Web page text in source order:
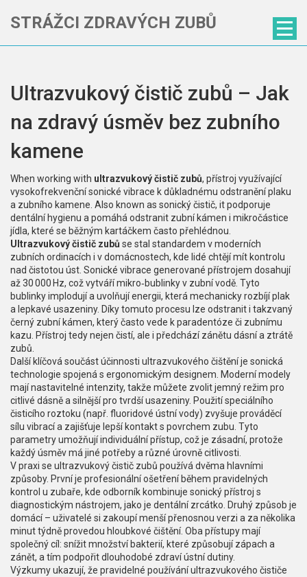
STRÁŽCI ZDRAVÝCH ZUBŮ
Ultrazvukový čistič zubů – Jak
na zdravý úsměv bez zubního
kamene
When working with ultrazvukový čistič zubů, přístroj využívající
vysokofrekvenční sonické vibrace k důkladnému odstranění plaku
a zubního kamene . Also known as sonický čistič, itpodporuje
dentální hygienu a pomáhá odstranit zubní kámen i mikročástice
jídla, které se běžným kartáčkem často přehlédnou.
Ultrazvukový čistič zubů se stal standardem v moderních
zubních ordinacích i v domácnostech, kde lidé chtějí mít kontrolu
nad čistotou úst. Sonické vibrace generované přístrojem dosahují
až 30 000 Hz, což vytváří mikro‑bublinky v zubní vodě. Tyto
bublinky implodují a uvolňují energii, která mechanicky rozbíjí plak
a lepkavé usazeniny. Díky tomuto procesu lze odstranit i takzvaný
černý zubní kámen, který často vede k paradentóze či zubnímu
kazu. Přístroj tedy nejen čistí, ale i předchází zánětu dásní a ztrátě
zubů.
Další klíčová součást účinnosti ultrazvukového čištění je sonická
technologie spojená s ergonomickým designem. Moderní modely
mají nastavitelné intenzity, takže můžete zvolit jemný režim pro
citlivé dásně a silnější pro tvrdší usazeniny. Použití speciálního
čisticího roztoku (např. fluoridové ústní vody) zvyšuje prováděcí
sílu vibrací a zajišťuje lepší kontakt s povrchem zubu. Tyto
parametry umožňují individuální přístup, což je zásadní, protože
každý úsměv má jiné potřeby a různé úrovně citlivosti.
V praxi se ultrazvukový čistič zubů používá dvěma hlavními
způsoby. První je profesionální ošetření během pravidelných
kontrol u zubaře, kde odborník kombinuje sonický přístroj s
diagnostickým nástrojem, jako je dentální zrcátko. Druhý způsob je
domácí – uživatelé si zakoupí menší přenosnou verzi a za několika
minut týdně provedou hloubkové čištění. Oba přístupy mají
společný cíl: snížit množství bakterií, které způsobují zápach a
zánět, a tím podpořit dlouhodobé zdraví ústní dutiny.
Výzkumy ukazují, že pravidelné používání ultrazvukového čističe